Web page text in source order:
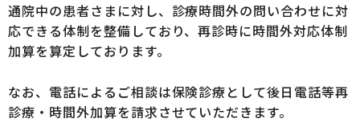
通院中の患者さまに対し、診療時間外の問い合わせに対
応できる体制を整備しており、再診時に時間外対応体制
加算を算定しております。
なお、電話によるご相談は保険診療として後日電話等再
診療・時間外加算を請求させていただきます。